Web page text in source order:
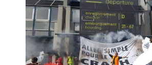
Larger
Image